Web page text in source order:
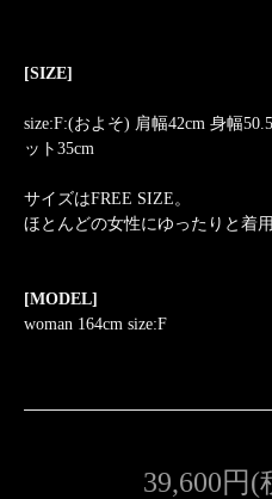
[SIZE]
size:F:(およそ) 肩幅42cm 身幅
ット35cm
サイズはFREE SIZE。
ほとんどの女性にゆったりと着
[MODEL]
woman 164cm size:F
39,600円(